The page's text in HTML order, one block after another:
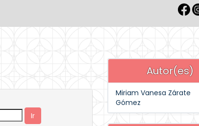
Autor(es)
Miriam Vanesa Zárate
Gómez